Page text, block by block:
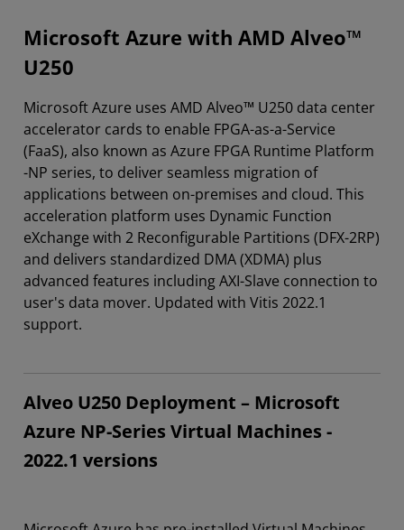
Microsoft Azure with AMD Alveo™
U250
Microsoft Azure uses AMD Alveo™ U250 data center
accelerator cards to enable FPGA-as-a-Service
(FaaS), also known as Azure FPGA Runtime Platform
-NP series, to deliver seamless migration of
applications between on-premises and cloud. This
acceleration platform uses Dynamic Function
eXchange with 2 Reconfigurable Partitions (DFX-2RP)
and delivers standardized DMA (XDMA) plus
advanced features including AXI-Slave connection to
user's data mover. Updated with Vitis 2022.1
support.
Alveo U250 Deployment – Microsoft
Azure NP-Series Virtual Machines -
2022.1 versions